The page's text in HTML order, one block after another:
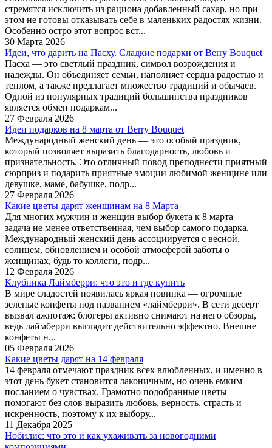
стремятся исключить из рациона добавленный сахар, но при
этом не готовы отказывать себе в маленьких радостях жизни.
Особенно остро этот вопрос вст...
30 Марта 2026
Идеи, что дарить на Пасху. Сладкие подарки от Berry Bouquet
Пасха — это светлый праздник, символ возрождения и
надежды. Он объединяет семьи, наполняет сердца радостью и
теплом, а также предлагает множество традиций и обычаев.
Одной из популярных традиций большинства праздников
является обмен подаркам...
27 Февраля 2026
Идеи подарков на 8 марта от Berry Bouquet
Международный женский день — это особый праздник,
который позволяет выразить благодарность, любовь и
признательность. Это отличный повод преподнести приятный
сюрприз и подарить приятные эмоции любимой женщине или
девушке, маме, бабушке, подр...
27 Февраля 2026
Какие цветы дарят женщинам на 8 Марта
Для многих мужчин и женщин выбор букета к 8 марта —
задача не менее ответственная, чем выбор самого подарка.
Международный женский день ассоциируется с весной,
солнцем, обновлением и особой атмосферой заботы о
женщинах, будь то коллеги, подр...
12 Февраля 2026
Клубника Лаймберри: что это и где купить
В мире сладостей появилась яркая новинка — огромные
зеленые конфеты под названием «лаймберри». В сети десерт
вызвал ажиотаж: блогеры активно снимают на него обзоры,
ведь лаймберри выглядит действительно эффектно. Внешне
конфеты н...
05 Февраля 2026
Какие цветы дарят на 14 февраля
14 февраля отмечают праздник всех влюбленных, и именно в
этот день букет становится лаконичным, но очень емким
посланием о чувствах. Грамотно подобранные цветы
помогают без слов выразить любовь, верность, страсть и
искренность, поэтому к их выбору...
11 Декабря 2025
Нобилис: что это и как ухаживать за новогодними